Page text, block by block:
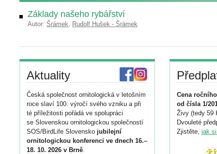
Základy našeho rybářství
Autor: Šrámek, Rudolf Hušek - Šrámek
Aktuality
Česká společnost ornitologická v letošním
roce slaví 100. výročí svého vzniku a při
té příležitosti pořádá ve spolupráci
se Slovenskou ornitologickou společností
SOS/BirdLife Slovensko jubilejní
ornitologickou konferenci ve dnech 16.–
18. 10. 2026 v Brně.
Cena
od čísla 1/
Živy (tedy 59
Dvouleté
Zjistěte, jak